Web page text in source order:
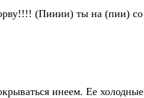
(Пииии) ты на (пии) со
инеем. Ее холодные